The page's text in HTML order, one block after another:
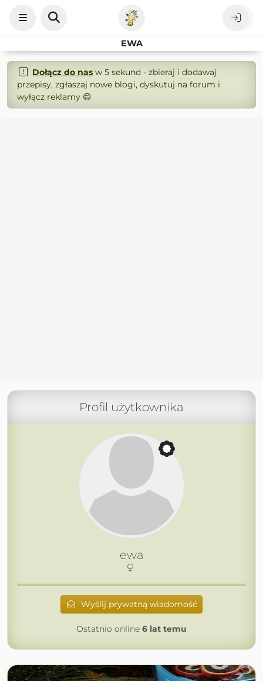
EWA
Dołącz do nasw 5 sekund - zbieraj i dodawaj
przepisy, zgłaszaj nowe blogi, dyskutuj na forum i
wyłącz reklamy 😄
Profil użytkownika
ewa
Wyślij prywatną wiadomość
Ostatnio online 6 lat temu